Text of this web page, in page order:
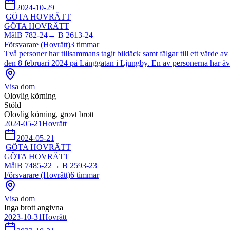
2024-10-29
|GÖTA HOVRÄTT
GÖTA HOVRÄTT
MålB 782-24→ B 2613-24
Försvarare (Hovrätt)3 timmar
Två personer har tillsammans tagit bildäck samt fälgar till ett värde
den 8 februari 2024 på Långgatan i Ljungby. En av personerna har
Visa dom
Olovlig körning
Stöld
Olovlig körning, grovt brott
2024-05-21Hovrätt
2024-05-21
|GÖTA HOVRÄTT
GÖTA HOVRÄTT
MålB 7485-22 → B 2593-23
Försvarare (Hovrätt)6 timmar
Visa dom
Inga brott angivna
2023-10-31Hovrätt